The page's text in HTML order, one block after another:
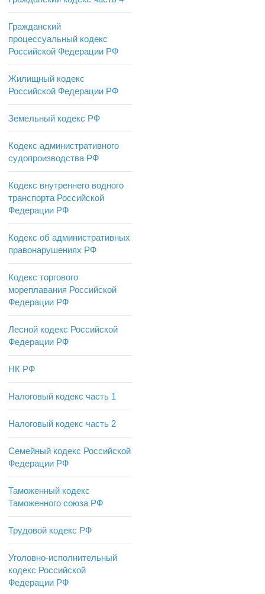
Гражданский
процессуальный кодекс
Российской Федерации РФ
Жилищный кодекс
Российской Федерации РФ
Земельный кодекс РФ
Кодекс административного
судопроизводства РФ
Кодекс внутреннего водного
транспорта Российской
Федерации РФ
Кодекс об административных
правонарушениях РФ
Кодекс торгового
мореплавания Российской
Федерации РФ
Лесной кодекс Российской
Федерации РФ
НК РФ
Налоговый кодекс часть 1
Налоговый кодекс часть 2
Семейный кодекс Российской
Федерации РФ
Таможенный кодекс
Таможенного союза РФ
Трудовой кодекс РФ
Уголовно-исполнительный
кодекс Российской
Федерации РФ